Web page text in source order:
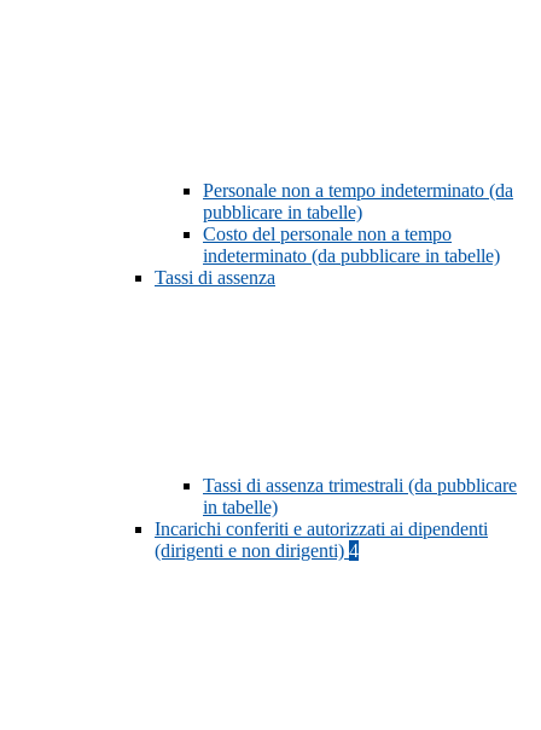
Personale non a tempo indeterminato (da
pubblicare in tabelle)
Costo del personale non a tempo
indeterminato (da pubblicare in tabelle)
Tassi di assenza
Tassi di assenza trimestrali (da pubblicare
in tabelle)
Incarichi conferiti e autorizzati ai dipendenti
(dirigenti e non dirigenti) 4